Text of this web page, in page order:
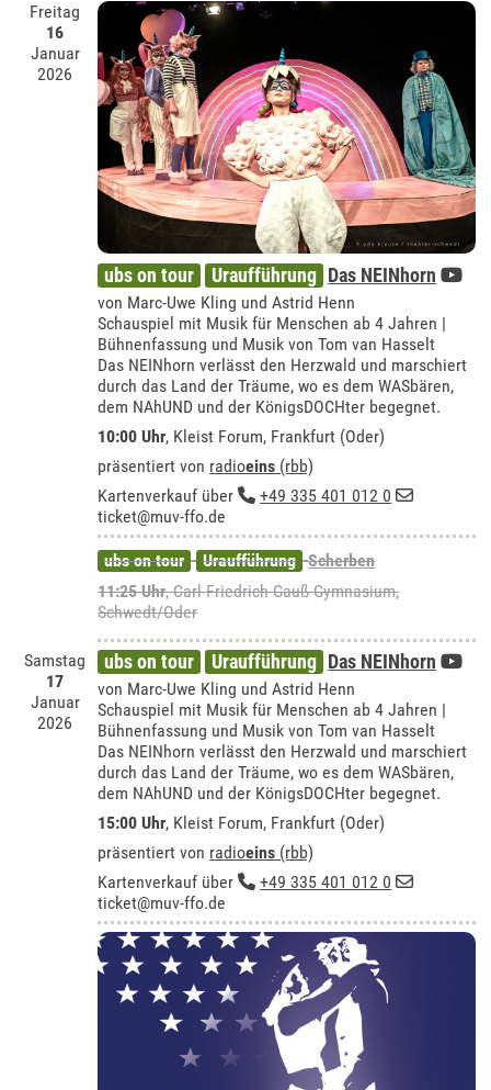
Freitag
16
Januar
2026
ubs on tour Uraufführung Das NEINhorn
von Marc-Uwe Kling und Astrid Henn
Schauspiel mit Musik für Menschen ab 4 Jahren |
Bühnenfassung und Musik von Tom van Hasselt
Das NEINhorn verlässt den Herzwald und marschiert
durch das Land der Träume, wo es dem WASbären,
dem NAhUND und der KönigsDOCHter begegnet.
10:00 Uhr, Kleist Forum, Frankfurt (Oder)
präsentiert von radioeins (rbb)
Kartenverkauf über
+49 335 401 012 0
ticket@muv-ffo.de
ubs on tour Uraufführung Scherben
11:25 Uhr,Carl-Friedrich-Gauß-Gymnasium,
Schwedt/Oder
Samstag
17
Januar
2026
ubs on tour Uraufführung Das NEINhorn
von Marc-Uwe Kling und Astrid Henn
Schauspiel mit Musik für Menschen ab 4 Jahren |
Bühnenfassung und Musik von Tom van Hasselt
Das NEINhorn verlässt den Herzwald und marschiert
durch das Land der Träume, wo es dem WASbären,
dem NAhUND und der KönigsDOCHter begegnet.
15:00 Uhr, Kleist Forum, Frankfurt (Oder)
präsentiert von radioeins (rbb)
Kartenverkauf über
+49 335 401 012 0
ticket@muv-ffo.de